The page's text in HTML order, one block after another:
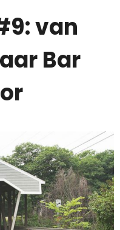
van
Bar